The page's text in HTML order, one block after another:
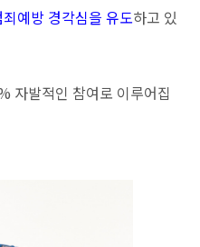
예방 경각심을 유도하고 있
자발적인 참여로 이루어집